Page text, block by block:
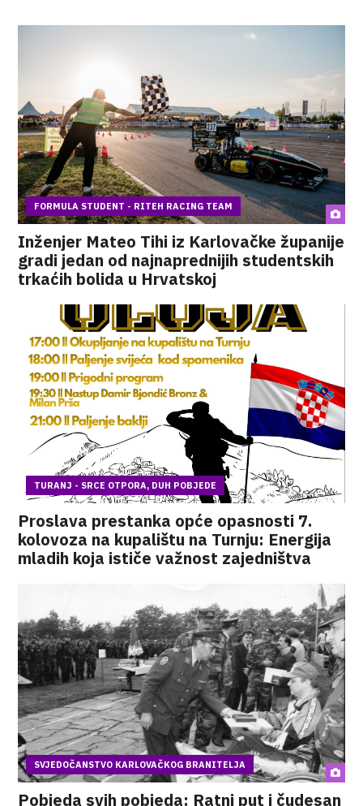
FORMULA STUDENT - RITEH RACING TEAM
Inženjer Mateo Tihi iz Karlovačke županije
gradi jedan od najnaprednijih studentskih
trkaćih bolida u Hrvatskoj
TURANJ - SRCE OTPORA, DUH POBJEDE
Proslava prestanka opće opasnosti 7.
kolovoza na kupalištu na Turnju: Energija
mladih koja ističe važnost zajedništva
SVJEDOČANSTVO KARLOVAČKOG BRANITELJA
Pobjeda svih pobjeda: Ratni put i čudesan